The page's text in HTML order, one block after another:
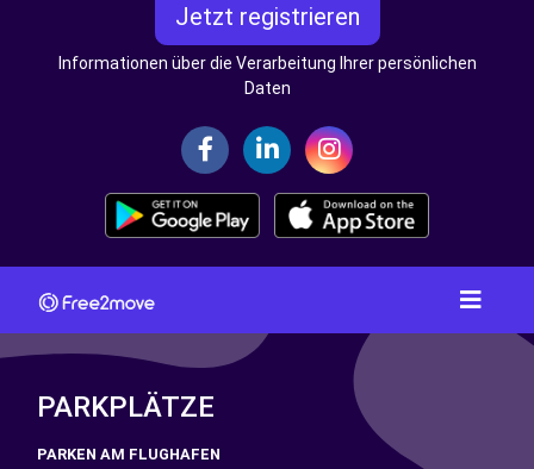
Jetzt registrieren
Informationen über die Verarbeitung Ihrer persönlichen
Daten
PARKPLÄTZE
PARKEN AM FLUGHAFEN